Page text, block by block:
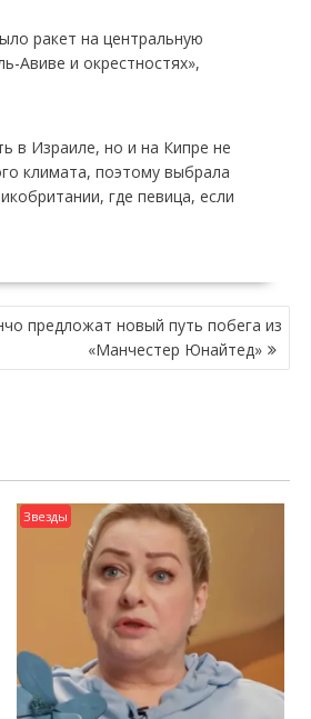
ракет на центральную
Авиве и окрестностях»,
в Израиле, но и на Кипре не
климата, поэтому выбрала
где певица, если
предложат новый путь побега из
«Манчестер Юнайтед»
Звезды